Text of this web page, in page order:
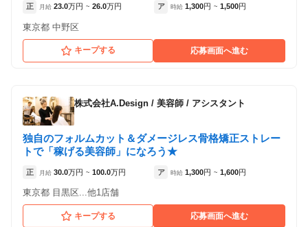
正 月給 23.0万円 ~ 26.0万円 ア 時給 1,300円 ~ 1,500円
東京都 中野区
キープする 応募画面へ進む
株式会社A.Design / 美容師 / アシスタント
独自のフォルムカット＆ダメージレス骨格矯正ストレー
トで「稼げる美容師」になろう★
正 月給 30.0万円 ~ 100.0万円 ア 時給 1,300円 ~ 1,600円
東京都 目黒区...他1店舗
キープする 応募画面へ進む